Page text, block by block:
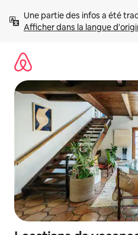
directement
Afficher dans la langue